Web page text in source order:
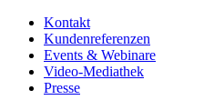
Kontakt
Kundenreferenzen
Events & Webinare
Video-Mediathek
Presse